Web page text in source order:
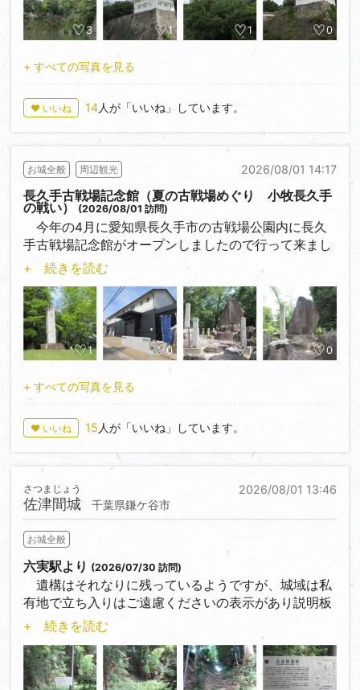
んは推定年齢15歳から18歳程とみられていますが元気
だとのことです。このニュースをＴＶで知り登城して
来ました。スタッフの方に聞くともみじちゃんは堀の
中に今もいるとのことでしたが、茂みに隠れているよ
うでその姿は確認できませんでした。名古屋市も暑い
ですから日陰の方がいいのでしょう。名古屋城のお堀
には江戸時代尾張徳川家の時代から鹿が生息していた
記録が残っています。現在の２頭(今は１頭）は1991
年に和歌山の動物公園から譲り受けたホンシュウジカ
３頭の子孫です。小学生の頃、最初に登城したときは
数十頭いたと記憶しています。高齢の鹿だとは知って
いましたが寂しいですね。
西南隅櫓の特別公開、西の丸御蔵城宝館展示「名古
屋城本丸御殿の障壁画―夏の草花」などを観た後、い
つものように周囲をぶらぶら散策してきました。本丸
搦手馬出周辺石垣修復事業は進んでいましたね。
この日は名古屋城夏まつりの初日。令和８年８月８
日、８８８の日を記念して先着500名に特別御城印と
ブランドロゴをデザインしたコットンバッグ、金鯱の
ペーパークラフトが無料配布されていました。長蛇の
列ができていましたが、せっかくなので並んでいただ
いてきました。
3 1 1 0
+ すべての写真を見る
♥ いいね 14人が「いいね」しています。
2026/08/01 14:17
お城全般 周辺観光
長久手古戦場記念館（夏の古戦場めぐり 小牧長久手
の戦い） (2026/08/01 訪問)
今年の4月に愛知県長久手市の古戦場公園内に長久
手古戦場記念館がオープンしましたので行って来まし
た。「長久手合戦図屏風（六曲一隻）」復元模写の展
示や長久手の戦いに関する史跡地の距離感、臨場感を
体感できるデジタルコンテンツなどがあり楽しませて
くれます。その後は長久手古戦場の関連場所をぶらぶ
らと散策して帰って来ました。長久手古戦場は2回目
の投稿となります。
長久手古戦場記念館および古戦場公園はリニモ（東部
丘陵線）長久手古戦場駅を下りて徒歩１～2分の場所
にあります。
愛知県も岐阜県も今はとても暑いので、午前中早め
にさらりと歩いて来ました。
+ 続きを読む
1 0 1 0
+ すべての写真を見る
♥ いいね 15 人が「いいね」しています。
2026/08/01 13:46
佐津間城
さつまじょう
千葉県鎌ケ谷市
お城全般
六実駅より (2026/07/30 訪問)
遺構はそれなりに残っているようですが、城域は私
有地で立ち入りはご遠慮くださいの表示があり説明板
を確認して退散しました。
六実駅より徒歩約１０分で説明板まで行くことがで
きます。
+ 続きを読む